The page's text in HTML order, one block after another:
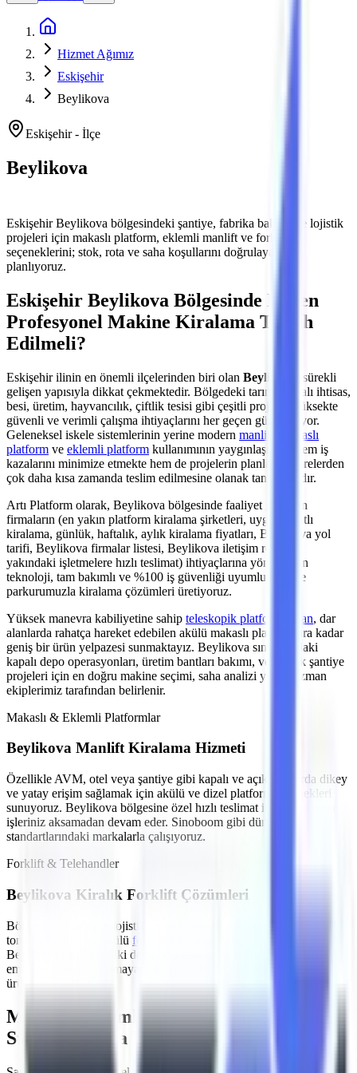
Hizmet Ağımız
Eskişehir
Beylikova
Eskişehir- İlçe
Beylikova
Eskişehir Beylikova bölgesindeki şantiye, fabrika bakımı ve lojistik
projeleri için makaslı platform, eklemli manlift ve forklift
seçeneklerini; stok, rota ve saha koşullarını doğrulayarak
planlıyoruz.
Eskişehir Beylikova Bölgesinde Neden
Profesyonel Makine Kiralama Tercih
Edilmeli?
Eskişehirilinin en önemli ilçelerinden biri olan Beylikova
, sürekli
gelişen yapısıyla dikkat çekmektedir. Bölgedeki tarıma dayalı ihtisas,
besi, üretim, hayvancılık, çiftlik tesisi gibi çeşitli projeler, yüksekte
güvenli ve verimli çalışma ihtiyaçlarını her geçen gün artırıyor.
Geleneksel iskele sistemlerinin yerine modern manlift
makaslı
platform ve eklemli platform kullanımının yaygınlaşması, hem iş
kazalarını minimize etmekte hem de projelerin planlanan sürelerden
çok daha kısa zamanda teslim edilmesine olanak tanımaktadır.
Artı Platform olarak, Beylikova bölgesinde faaliyet gösteren
firmaların (en yakın platform kiralama şirketleri, uygun fiyatlı
kiralama, günlük, haftalık, aylık kiralama fiyatları, Beylikova yol
tarifi, Beylikova firmalar listesi, Beylikova iletişim rehberi,
yakındaki işletmelere hızlı teslimat) ihtiyaçlarına yönelik son
teknoloji, tam bakımlı ve %100 iş güvenliği uyumlu makine
parkurumuzla kiralama çözümleri üretiyoruz.
Yüksek manevra kabiliyetine sahip teleskopik platformlardan, dar
alanlarda rahatça hareket edebilen akülü makaslı platformlara kadar
geniş bir ürün yelpazesi sunmaktayız. Beylikova sınırlarındaki
kapalı depo operasyonları, üretim bantları bakımı, veya açık şantiye
projeleri için en doğru makine seçimi, saha analizi yapan uzman
ekiplerimiz tarafından belirlenir.
Makaslı & Eklemli Platformlar
Beylikova Manlift Kiralama Hizmeti
Özellikle AVM, otel veya şantiye gibi kapalı ve açık alanlarda dikey
ve yatay erişim sağlamak için akülü ve dizel platform seçenekleri
sunuyoruz. Beylikova bölgesine özel hızlı teslimat imkanlarımızla
işleriniz aksamadan devam eder. Sinoboom gibi dünya
standartlarındaki markalarla çalışıyoruz.
Forklift & Telehandler
Beylikova Kiralık Forklift Çözümleri
Bölgede yoğunlaşan lojistik ve yükleme-boşaltma işleri
tonajlarda dizel ve akülü forklift kiralama
Beylikova
sınırlarındaki depolama tesisleri için sessiz çalışan ve
emisyon salınımı yapmayan akülü modeller en çok tercih edilen
ürünlerimizdir.
MMO Denetimli ve İş Güvenliği
Standartlarına Uygun Filo